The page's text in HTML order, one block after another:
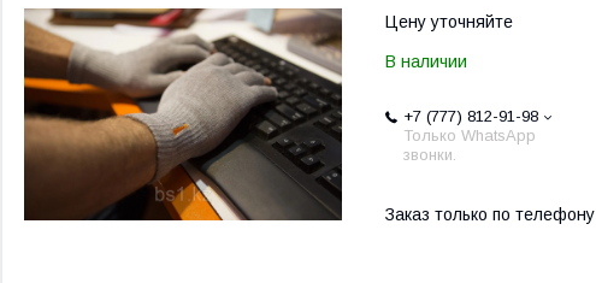
Цену уточняйте
В наличии
+7 (777) 812-91-98
Только WhatsApp
звонки.
Заказ только по телефону